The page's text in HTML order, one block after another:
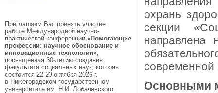
Приглашаем Вас принять участие
работе Международной научно-
практической конференции «Помогающие
профессии: научное обоснование и
инновационные технологии»,
посвященная 30-летию создания
факультета социальных наук, которая
состоится 22-23 октября 2026 г.
в Нижегородском государственном
университете им. Н.И. Лобачевского
охраны
секции
направлена
современной
Основными